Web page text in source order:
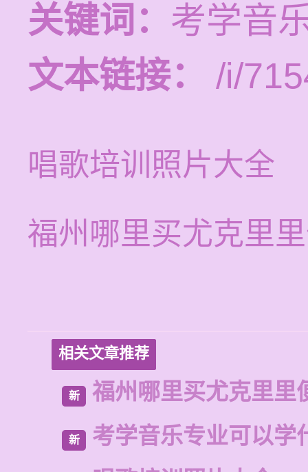
关键词： 考学音
文本链接：
/i/
唱歌培训照片大全
福州哪里买尤克里
相关文章推荐
新 福州哪里买尤克里里
新
考学音乐专业可以学